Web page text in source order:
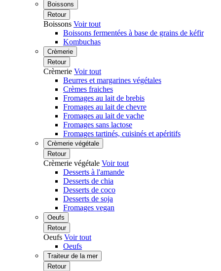
Boissons
Retour
Boissons Voir tout
Boissons fermentées à base de grains de kéfir
Kombuchas
Crèmerie
Retour
Crèmerie Voir tout
Beurres et margarines végétales
Crèmes fraiches
Fromages au lait de brebis
Fromages au lait de chevre
Fromages au lait de vache
Fromages sans lactose
Fromages tartinés, cuisinés et apéritifs
Crèmerie végétale
Retour
Crèmerie végétale Voir tout
Desserts à l'amande
Desserts de chia
Desserts de coco
Desserts de soja
Fromages vegan
Oeufs
Retour
Oeufs Voir tout
Oeufs
Traiteur de la mer
Retour